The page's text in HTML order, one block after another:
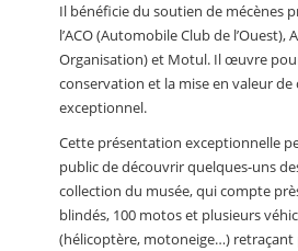
Il bénéficie du soutien de mécènes
l’ACO (Automobile Club de l’Ouest),
Organisation) et Motul. Il œuvre
conservation et la mise en valeur
exceptionnel.
Cette présentation exceptionnelle
public de découvrir quelques-uns
collection du musée, qui compte
blindés, 100 motos et plusieurs
(hélicoptère, motoneige…) retraçant